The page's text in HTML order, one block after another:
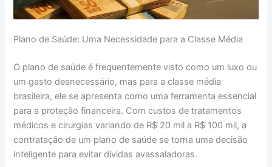
Plano de Saúde: Uma Necessidade para a Classe Média
O plano de saúde é frequentemente visto como um luxo ou
um gasto desnecessário, mas para a classe média
brasileira, ele se apresenta como uma ferramenta essencial
para a proteção financeira. Com custos de tratamentos
médicos e cirurgias variando de R$ 20 mil a R$ 100 mil, a
contratação de um plano de saúde se torna uma decisão
inteligente para evitar dívidas avassaladoras.